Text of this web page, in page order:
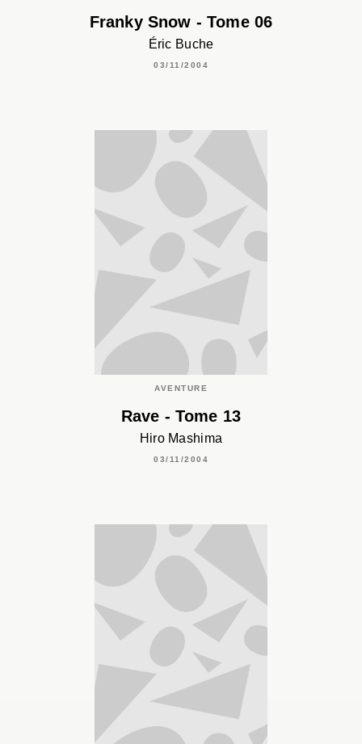
Franky Snow - Tome 06
Éric Buche
03/11/2004
AVENTURE
Rave - Tome 13
Hiro Mashima
03/11/2004